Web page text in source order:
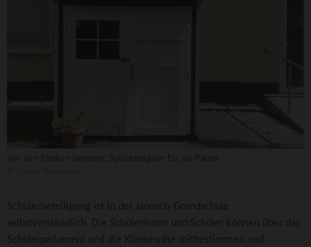
Schülerbeteiligung ist in der Janosch-Grundschule
selbstverständlich. Die Schülerinnen und Schüler können über das
Schülerparlament und die Klassenräte mitbestimmen und